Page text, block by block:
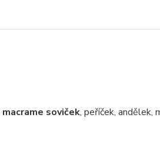
macrame soviček, peříček, andělek,